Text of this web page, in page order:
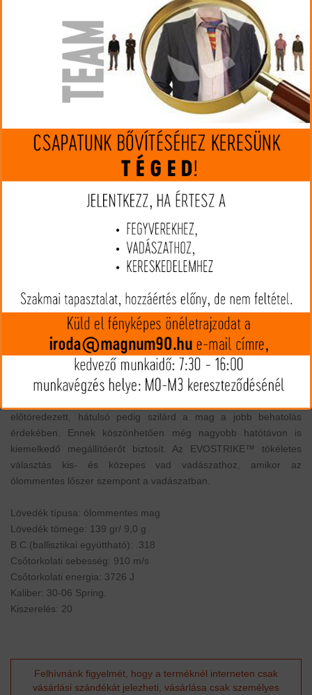
Norma
Kaliber: 30-06 Spr.
MIP kártya jóváírás: 122 Kártyát igényelek
A Norma EVOSTRIKE™ meggyőző teljesítményét az ónból
előtöredezett, hátulsó pedig szilárd a mag a jobb behatolás
érdekében. Ennek köszönhetően még nagyobb hatótávon is
kiemelkedő megállítóerőt biztosít. Az EVOSTRIKE™ tökéletes
választás kis- és közepes vad vadászathoz, amikor az
ólommentes lőszer szempont a vadászatban.
Lövedék típusa: ólommentes mag
Lövedék tömege: 139 gr/ 9,0 g
B.C.(ballisztikai együttható): .318
Csőtorkolati sebesség: 910 m/s
Csőtorkolati energia: 3726 J
Kaliber: 30-06 Spring.
Kiszerelés: 20
Felhívnánk figyelmét, hogy a terméknél interneten csak
vásárlási szándékát jelezheti, vásárlása csak személyes